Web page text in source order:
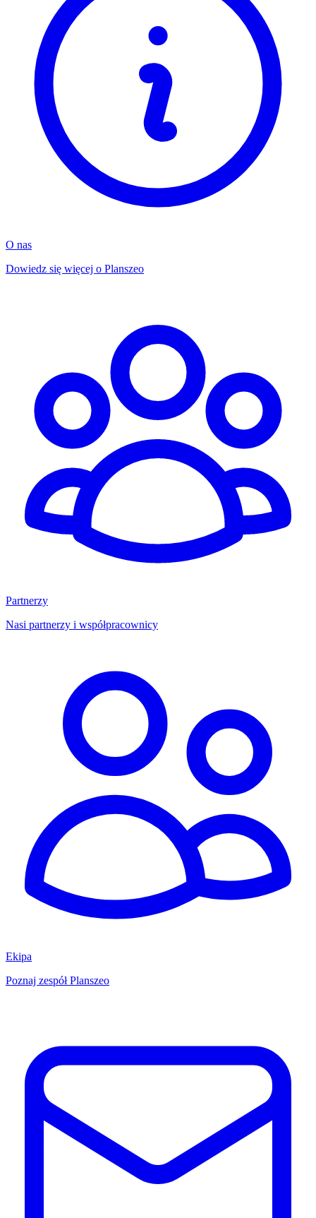
O nas
Dowiedz się więcej o Planszeo
Partnerzy
Nasi partnerzy i współpracownicy
Ekipa
Poznaj zespół Planszeo